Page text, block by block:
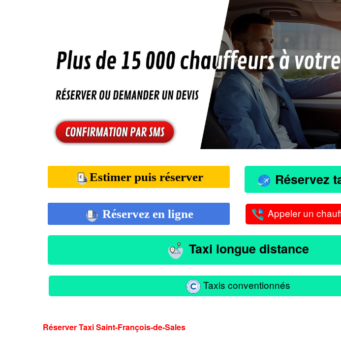
Estimer puis réserver Réservez
Réservez en ligne Appeler un
Taxi longue distance
Taxis conventionnés
Réserver Taxi Saint-François-de-Sales